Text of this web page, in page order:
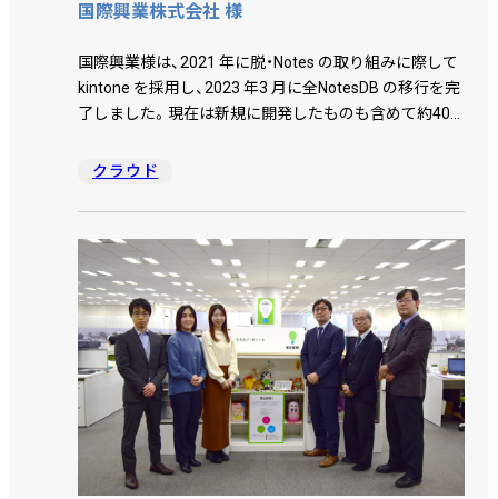
国際興業株式会社 様
国際興業様は、2021 年に脱・Notes の取り組みに際して
kintone を採用し、2023 年3 月に全NotesDB の移行を完
了しました。現在は新規に開発したものも含めて約400
ーザーに定着するまでどのような取り組みを行ったの
町田サブリーダー、杉山氏にお話を伺いました。
クラウド